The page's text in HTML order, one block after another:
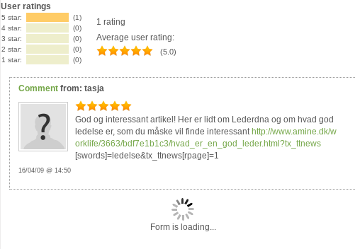
User ratings
5 star:
(1)
4 star:
(0)
3 star:
(0)
2 star:
(0)
1 star:
(0)
1 rating
Average user rating:
* * * * (5.0)
Comment from: tasja
* * * *
God og interessant artikel! Her er lidt om Lederdna og om hvad god
ledelse er, som du måske vil finde interessant http://www.amine.dk/w
orklife/3663/bdf7e1b1c3/hvad_er_en_god_leder.html?tx_ttnews
[swords]=ledelse&tx_ttnews[rpage]=1
16/04/09 @ 14:50
Form is loading...